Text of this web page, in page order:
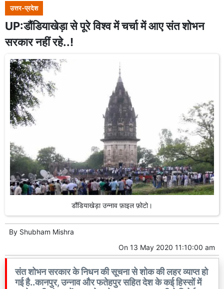
उत्तर-प्रदेश
UP:डौंडियाखेड़ा से पूरे विश्व में चर्चा में आए संत शोभन
सरकार नहीं रहे..!
डौंडियाखेड़ा उन्नाव फ़ाइल फ़ोटो।
By Shubham Mishra
On 13 May 2020 11:10:00 am
संत शोभन सरकार के निधन की सूचना से शोक की लहर व्याप्त हो
गई है..कानपुर, उन्नाव और फतेहपुर सहित देश के कई हिस्सों में